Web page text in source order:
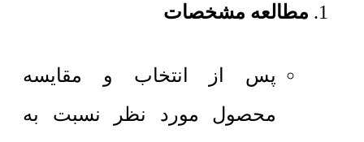
مطالعه مشخصات
پس از انتخاب و مقایسه
محصول مورد نظر نسبت به